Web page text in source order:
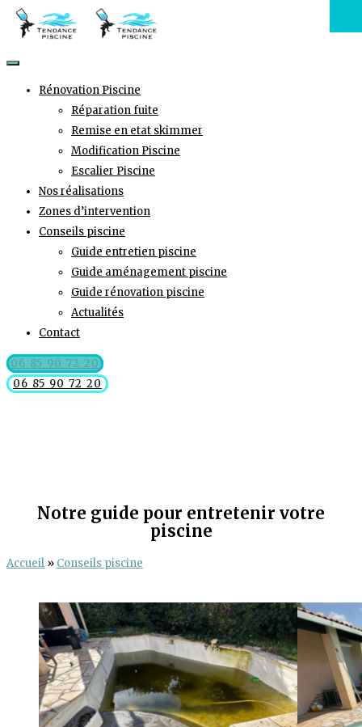
Rénovation Piscine
Réparation fuite
Remise en etat skimmer
Modification Piscine
Escalier Piscine
Nos réalisations
Zones d’intervention
Conseils piscine
Guide entretien piscine
Guide aménagement piscine
Guide rénovation piscine
Actualités
Contact
06 85 90 72 20
06 85 90 72 20
Notre guide pour entretenir votre
piscine
Accueil » Conseils piscine